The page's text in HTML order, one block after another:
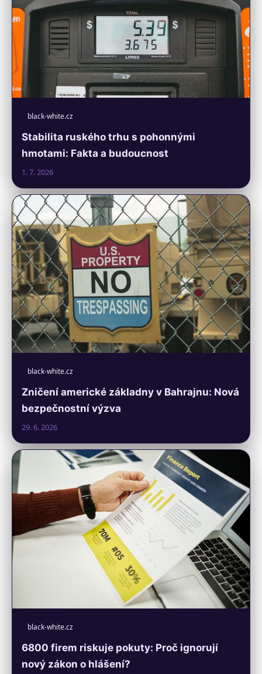
black-white.cz
Stabilita ruského trhu s pohonnými
hmotami: Fakta a budoucnost
1. 7. 2026
black-white.cz
Zničení americké základny v Bahrajnu: Nová
bezpečnostní výzva
29. 6. 2026
black-white.cz
6800 firem riskuje pokuty: Proč ignorují
nový zákon o hlášení?